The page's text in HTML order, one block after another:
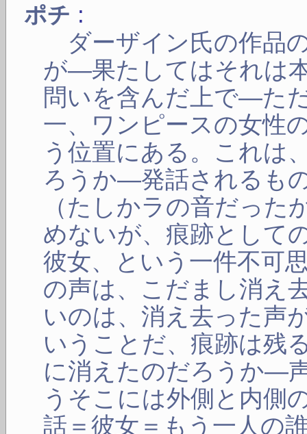
ポチ :
ダーザイン氏の作品
が―果たしてはそれは
問いを含んだ上で―た
一、ワンピースの女性
う位置にある。これは
ろうか―発話されるも
（たしかラの音だった
めないが、痕跡として
彼女、という一件不可
の声は、こだまし消え
いのは、消え去った声
いうことだ、痕跡は残
に消えたのだろうか―
うそこには外側と内側
話＝彼女＝もう一人の